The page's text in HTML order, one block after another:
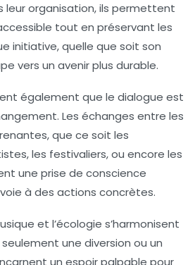
leur organisation, ils permettent
tout en préservant les
initiative, quelle que soit son
vers un avenir plus durable.
également que le dialogue est
Les échanges entre les
que ce soit les
les festivaliers, ou encore les
une prise de conscience
à des actions concrètes.
et l’écologie s’harmonisent
une diversion ou un
un espoir palpable pour